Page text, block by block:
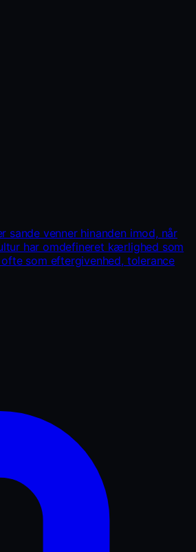
venner hinanden imod, når
har omdefineret kærlighed som
som eftergivenhed, tolerance